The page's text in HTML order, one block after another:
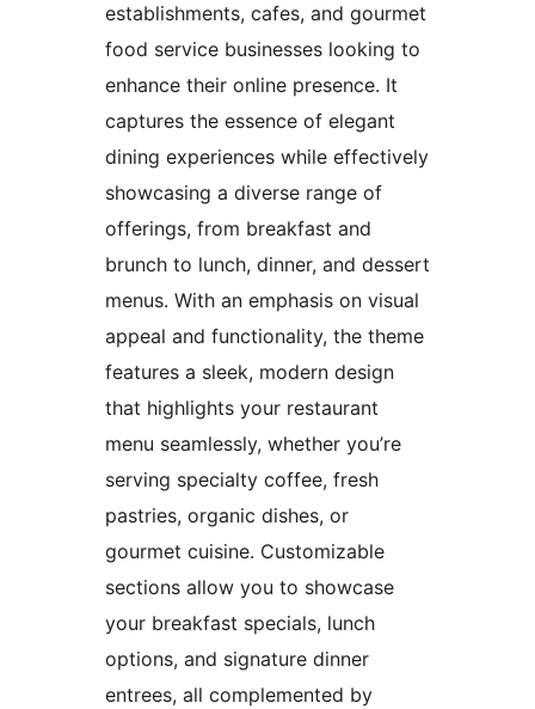
establishments, cafes, and gourmet
food service businesses looking to
enhance their online presence. It
captures the essence of elegant
dining experiences while effectively
showcasing a diverse range of
offerings, from breakfast and
brunch to lunch, dinner, and dessert
menus. With an emphasis on visual
appeal and functionality, the theme
features a sleek, modern design
that highlights your restaurant
menu seamlessly, whether you’re
serving specialty coffee, fresh
pastries, organic dishes, or
gourmet cuisine. Customizable
sections allow you to showcase
your breakfast specials, lunch
options, and signature dinner
entrees, all complemented by